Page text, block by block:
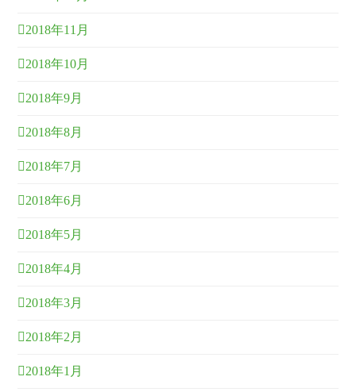
2018年11月
2018年10月
2018年9月
2018年8月
2018年7月
2018年6月
2018年5月
2018年4月
2018年3月
2018年2月
2018年1月